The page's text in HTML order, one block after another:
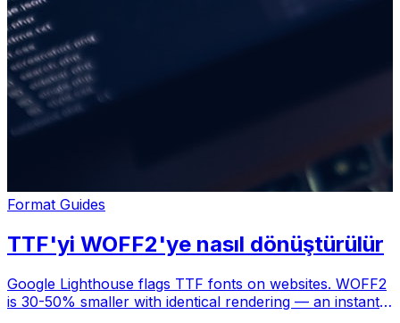
Format Guides
TTF'yi WOFF2'ye nasıl dönüştürülür
Google Lighthouse flags TTF fonts on websites. WOFF2
is 30-50% smaller with identical rendering — an instant